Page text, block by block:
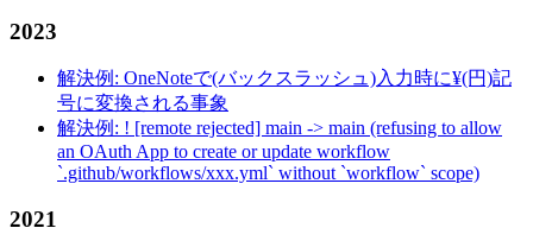
2023
解決例: OneNoteで(バックスラッシュ)入力時に¥(円)記
号に変換される事象
解決例: ! [remote rejected] main -> main (refusing to allow
an OAuth App to create or update workflow
`.github/workflows/xxx.yml` without `workflow` scope)
2021